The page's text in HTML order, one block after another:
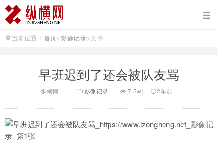
当前位置： 首页>影像记录>文章
早班迟到了还会被队友骂
纵横网 影像记录 (7.5w) 2年前